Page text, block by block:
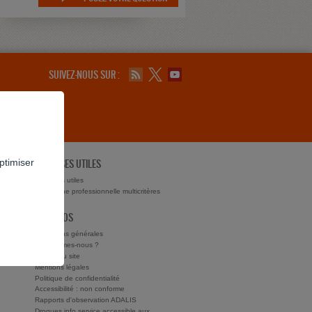
SUIVEZ-NOUS SUR :
ADRESSES UTILES
Adresses utiles
Recherche professionnelle multicritères
À PROPOS
Conditions générales
Qui sommes-nous ?
Charte du site
Mentions légales
Politique de confidentialité
Accessibilité : non conforme
Rapports d'observation ADALIS